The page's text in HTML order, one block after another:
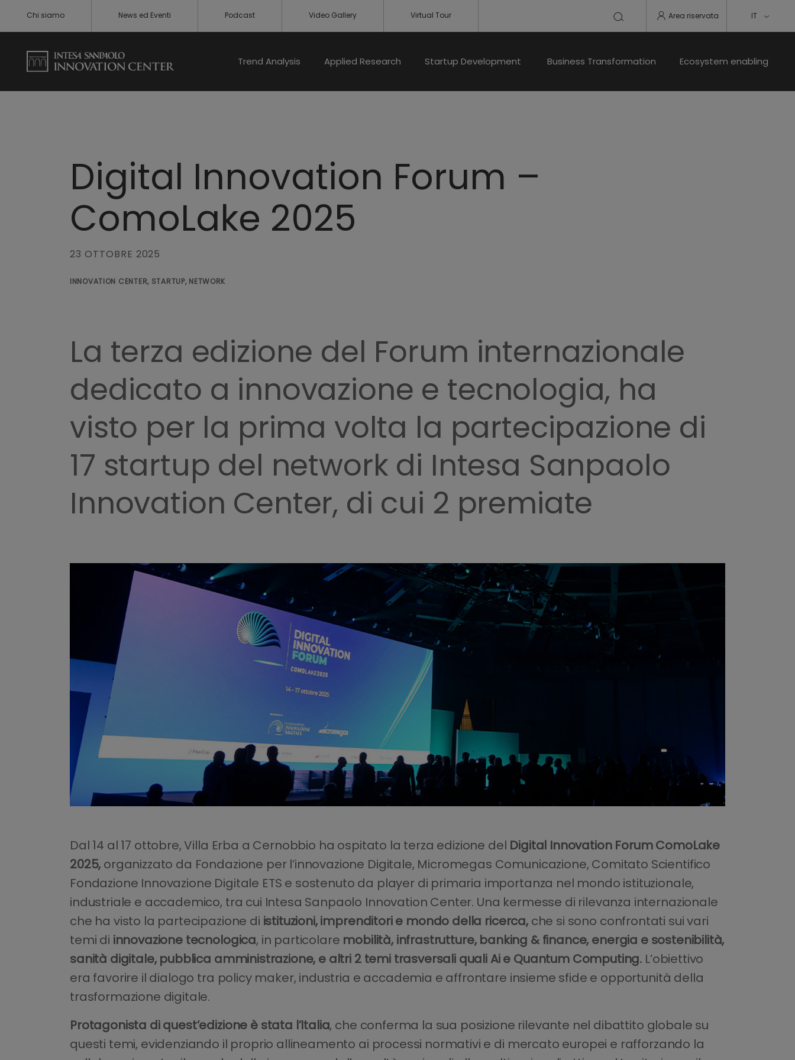
Chi siamo News ed Eventi Podcast Video Gallery Virtual Tour Area riservata IT
Trend Analysis Applied Research Startup Development Business Transformation Ecosystem enabling
Digital Innovation Forum –
ComoLake 2025
23 OTTOBRE 2025
INNOVATION CENTER, STARTUP, NETWORK
La terza edizione del Forum internazionale
dedicato a innovazione e tecnologia, ha
visto per la prima volta la partecipazione di
17 startup del network di Intesa Sanpaolo
Innovation Center, di cui 2 premiate
Dal 14 al 17 ottobre, Villa Erba a Cernobbio ha ospitato la terza edizione del Digital Innovation Forum ComoLake
2025, organizzato da Fondazione per l’innovazione Digitale, Micromegas Comunicazione, Comitato Scientifico
Fondazione Innovazione Digitale ETS e sostenuto da player di primaria importanza nel mondo istituzionale,
industriale e accademico, tra cui Intesa Sanpaolo Innovation Center. Una kermesse di rilevanza internazionale
che ha visto la partecipazione di istituzioni, imprenditori e mondo della ricerca,che si sono confrontati sui vari
temi di innovazione tecnologica, in particolare mobilità, infrastrutture, banking & finance, energia e sostenibilità,
sanità digitale, pubblica amministrazione, e altri 2 temi trasversali quali Ai e Quantum Computing. L’obiettivo
era favorire il dialogo tra policy maker, industria e accademia e affrontare insieme sfide e opportunità della
trasformazione digitale.
Protagonista di quest’edizione è stata l’Italia, che conferma la sua posizione rilevante nel dibattito globale su
questi temi, evidenziando il proprio allineamento ai processi normativi e di mercato europei e rafforzando la